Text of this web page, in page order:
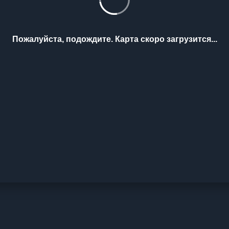
Пожалуйста, подождите. Карта скоро загрузится...